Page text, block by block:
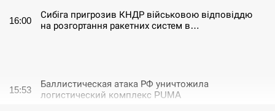
16:00
Сибіга пригрозив КНДР військовою відповіддю
на розгортання ракетних систем в…
15:53
Баллистическая атака РФ уничтожила
логистический комплекс PUMA